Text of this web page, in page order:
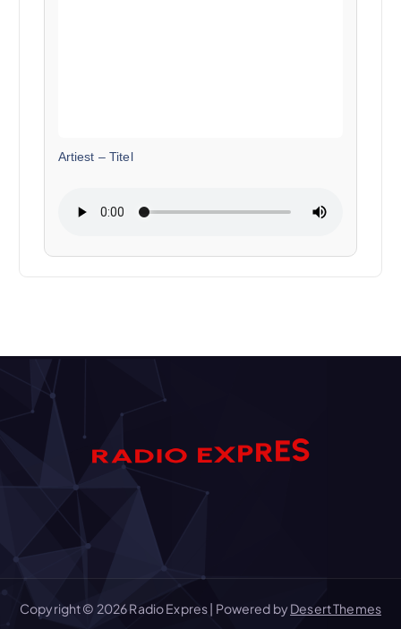
Artiest – Titel
RADIO EXPRES
Copyright © 2026 Radio Expres | Powered byDesert Themes